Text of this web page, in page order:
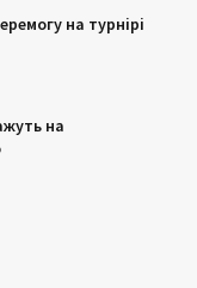
на турнірі
на